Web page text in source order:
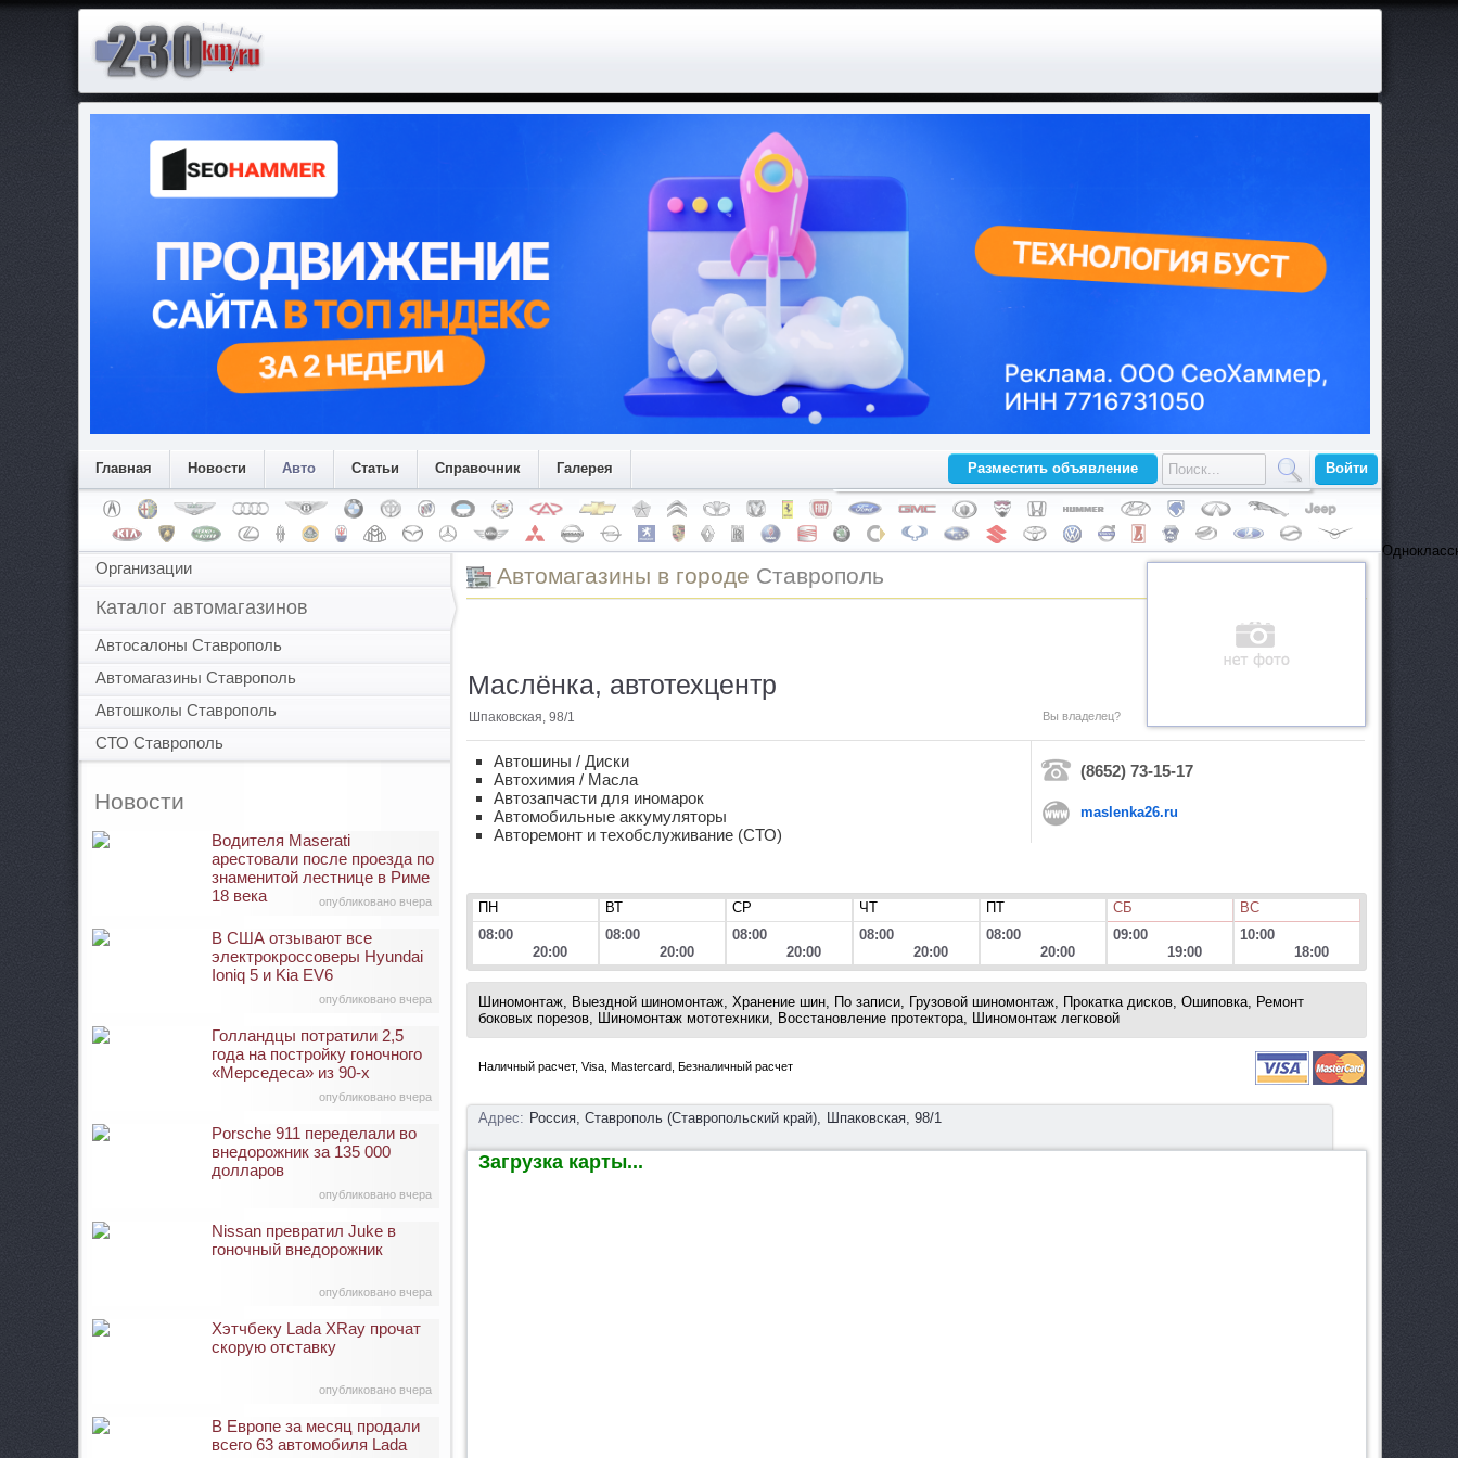
Разместить объявление Войти
Главная Новости Авто Статьи Справочник Галерея
Организации
Каталог автомагазинов
Автосалоны Ставрополь
Автомагазины Ставрополь
Автошколы Ставрополь
СТО Ставрополь
Новости
опубликовано вчера
Водителя Maserati
арестовали после проезда по
знаменитой лестнице в Риме
18 века
опубликовано вчера
В США отзывают все
электрокроссоверы Hyundai
Ioniq 5 и Kia EV6
опубликовано вчера
Голландцы потратили 2,5
года на постройку гоночного
«Мерседеса» из 90-х
опубликовано вчера
Porsche 911 переделали во
внедорожник за 135 000
долларов
опубликовано вчера
Nissan превратил Juke в
гоночный внедорожник
опубликовано вчера
Хэтчбеку Lada XRay прочат
скорую отставку
В Европе за месяц продали
всего 63 автомобиля Lada
Автомагазины в городе Ставрополь
Вы владелец?
Маслёнка, автотехцентр
Шпаковская, 98/1
(8652) 73-15-17
maslenka26.ru
Автошины / Диски
Автохимия / Масла
Автозапчасти для иномарок
Автомобильные аккумуляторы
Авторемонт и техобслуживание (СТО)
ПН ВТ СР ЧТ ПТ СБ
ВС
08:00
20:00
08:00
20:00
08:00
20:00
08:00
20:00
08:00
20:00
09:00
19:00
10:00
18:00
Шиномонтаж, Выездной шиномонтаж, Хранение шин, По записи, Грузовой шиномонтаж, Прокатка дисков, Ошиповка, Ремонт
боковых порезов, Шиномонтаж мототехники, Восстановление протектора, Шиномонтаж легковой
Наличный расчет, Visa, Mastercard, Безналичный расчет
Адрес: Россия, Ставрополь (Ставропольский край), Шпаковская, 98/1
Загрузка карты...